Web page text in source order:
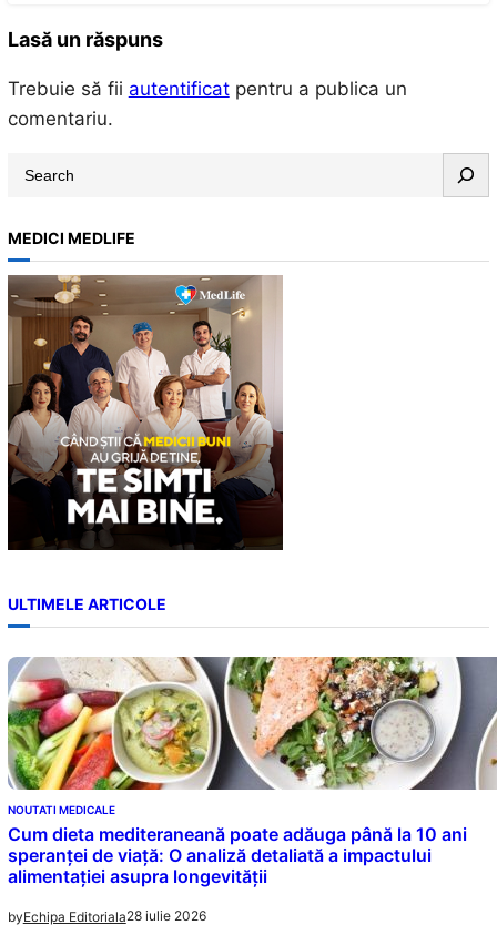
Lasă un răspuns
Trebuie să fii autentificatpentru a publica un
comentariu.
r
c
h
MEDICI MEDLIFE
ULTIMELE ARTICOLE
NOUTATI MEDICALE
Cum dieta mediteraneană poate adăuga până la 10 ani
speranței de viață: O analiză detaliată a impactului
alimentației asupra longevității
byEchipa Editoriala28 iulie 2026